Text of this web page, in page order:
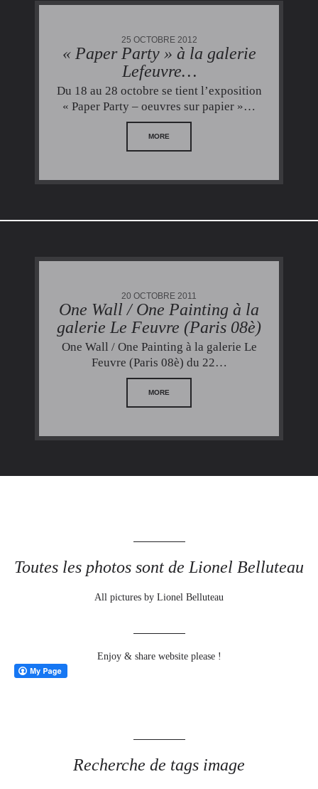
25 OCTOBRE 2012
« Paper Party » à la galerie
Lefeuvre…
Du 18 au 28 octobre se tient l’exposition
« Paper Party – oeuvres sur papier »…
MORE
20 OCTOBRE 2011
One Wall / One Painting à la
galerie Le Feuvre (Paris 08è)
One Wall / One Painting à la galerie Le
Feuvre (Paris 08è) du 22…
MORE
Toutes les photos sont de Lionel Belluteau
All pictures by Lionel Belluteau
Enjoy & share website please !
Recherche de tags image